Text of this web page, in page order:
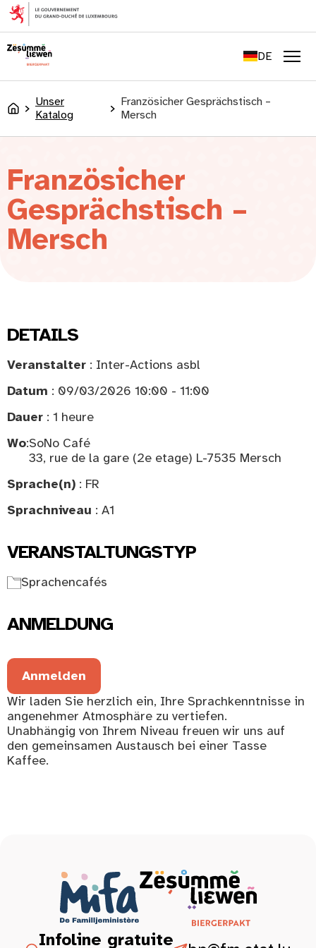
springen
DE
LU
Accueil
Unser
Katalog
Französicher Gesprächstisch –
Mersch
Französicher
Gesprächstisch –
Mersch
DETAILS
Veranstalter : Inter-Actions asbl
Datum : 09/03/2026 10:00 - 11:00
Dauer : 1 heure
Wo:SoNo Café
33, rue de la gare (2e etage) L-7535 Mersch
Sprache(n) : FR
Sprachniveau : A1
VERANSTALTUNGSTYP
Sprachencafés
ANMELDUNG
Anmelden
Wir laden Sie herzlich ein, Ihre Sprachkenntnisse in
angenehmer Atmosphäre zu vertiefen.
Unabhängig von Ihrem Niveau freuen wir uns auf
den gemeinsamen Austausch bei einer Tasse
Kaffee.
Infoline gratuite